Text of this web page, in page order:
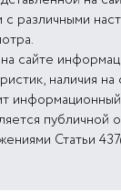
с различными
сайте
наличия
публичной
Статьи